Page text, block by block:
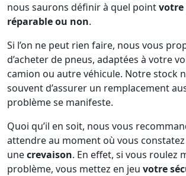
nous saurons définir à quel pointvotre
réparable ou non.
Si l’on ne peut rien faire, nous vous
d’acheter de pneus, adaptées à votre
camion ou autre véhicule. Notre stock
souvent d’assurer un remplacement
problème se manifeste.
Quoi qu’il en soit, nous vous
attendre au moment où vous
unecrevaison. En effet, si vous roulez
problème, vous mettez en jeu votre